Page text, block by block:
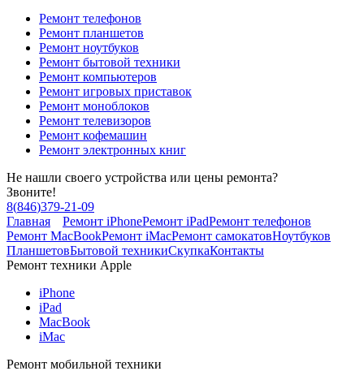
Ремонт телефонов
Ремонт планшетов
Ремонт ноутбуков
Ремонт бытовой техники
Ремонт компьютеров
Ремонт игровых приставок
Ремонт моноблоков
Ремонт телевизоров
Ремонт кофемашин
Ремонт электронных книг
Не нашли своего устройства или цены ремонта?
Звоните!
8(846)379-21-09
Главная
Ремонт iPhoneРемонт iPadРемонт телефонов
Ремонт MacBookРемонт iMacРемонт самокатовНоутбуков
ПланшетовБытовой техникиСкупкаКонтакты
Ремонт техники Apple
iPhone
iPad
MacBook
iMac
Ремонт мобильной техники